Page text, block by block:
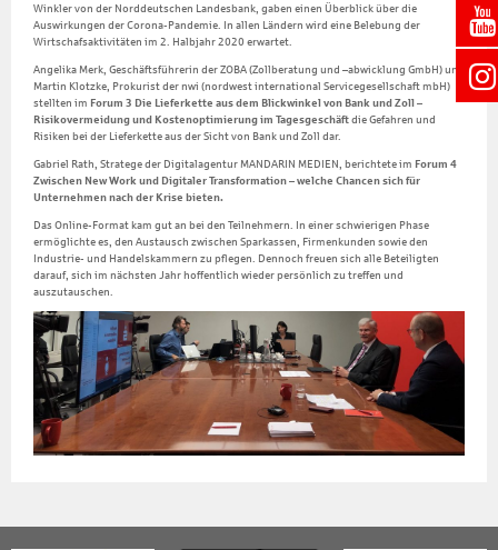
Winkler von der Norddeutschen Landesbank, gaben einen Überblick über die
Auswirkungen der Corona-Pandemie. In allen Ländern wird eine Belebung der
Wirtschafsaktivitäten im 2. Halbjahr 2020 erwartet.
Angelika Merk, Geschäftsführerin der ZOBA (Zollberatung und –abwicklung GmbH) und
Martin Klotzke, Prokurist der nwi (nordwest international Servicegesellschaft mbH)
stellten im Forum 3 Die Lieferkette aus dem Blickwinkel von Bank und Zoll –
Risikovermeidung und Kostenoptimierung im Tagesgeschäftdie Gefahren und
Risiken bei der Lieferkette aus der Sicht von Bank und Zoll dar.
Gabriel Rath, Stratege der Digitalagentur MANDARIN MEDIEN, berichtete im Forum 4
Zwischen New Work und Digitaler Transformation – welche Chancen sich für
Unternehmen nach der Krise bieten.
Das Online-Format kam gut an bei den Teilnehmern. In einer schwierigen Phase
ermöglichte es, den Austausch zwischen Sparkassen, Firmenkunden sowie den
Industrie- und Handelskammern zu pflegen. Dennoch freuen sich alle Beteiligten
darauf, sich im nächsten Jahr hoffentlich wieder persönlich zu treffen und
auszutauschen.